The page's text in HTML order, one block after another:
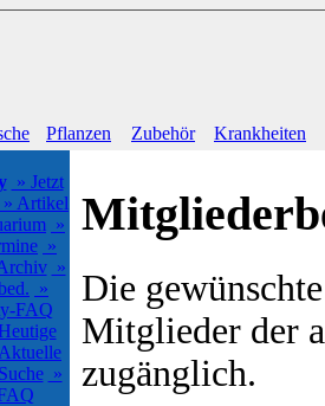
Pflanzen Zubehör Krankheiten
» Jetzt
» Artikel
»
»
»
»
FAQ
»
Die
Mitglieder der
zugänglich.